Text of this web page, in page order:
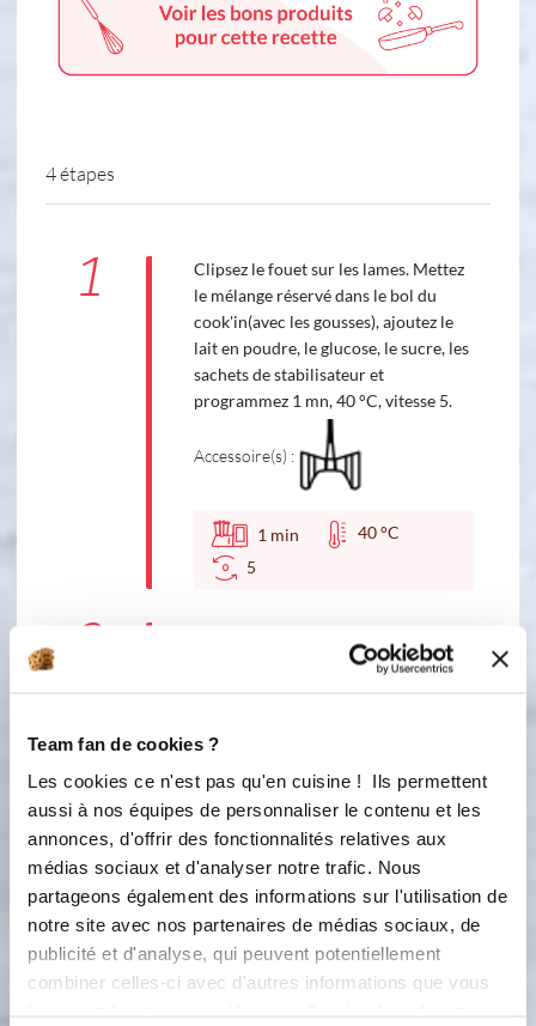
Team fan de cookies ?
Les cookies ce n'est pas qu'en cuisine ! Ils permettent
aussi à nos équipes de personnaliser le contenu et les
annonces, d'offrir des fonctionnalités relatives aux
médias sociaux et d'analyser notre trafic. Nous
partageons également des informations sur l'utilisation de
notre site avec nos partenaires de médias sociaux, de
publicité et d'analyse, qui peuvent potentiellement
combiner celles-ci avec d'autres informations que vous
4 étapes
1
Clipsez le fouet sur les lames. Mettez
le mélange réservé dans le bol du
cook'in(avec les gousses), ajoutez le
lait en poudre, le glucose, le sucre, les
sachets de stabilisateur et
programmez 1 mn, 40 °C, vitesse 5.
Accessoire(s) :
1 min
40 °C
5
2
5
3
Puis faites cuire 15 mn, 80 °C, vitesse
3. Ne mettez pas le verre doseur.
Accessoire(s) :